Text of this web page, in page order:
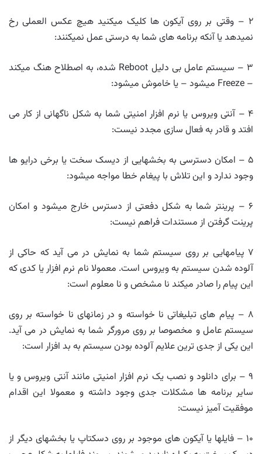
۲ – وقتی بر روی آیکون ها کلیک میکنید هیچ عکس العملی رخ
نمیدهد یا آنکه برنامه های شما به درستی عمل نمیکنند:
۳ – سیستم عامل بی دلیل Reboot شده، به اصطلاح هنگ میکند
– Freeze میشود – یا خاموش میشود:
۴ – آنتی ویروس یا نرم افزار امنیتی شما به شکل ناگهانی از کار می
افتد و قادر به فعال سازی مجدد نیست:
۵ – امکان دسترسی به بخشهایی از دیسک سخت یا برخی درایو ها
وجود ندارد و این تلاش با پیغام خطا مواجه میشود:
۶ – پرینتر شما به شکل دفعتی از دسترس خارج میشود و امکان
پرینت گرفتن از مستندات فراهم نیست:
۷ پیامهایی بر روی سیستم شما به نمایش در می آید که حاکی از
آلوده شدن سیستم به ویروس است. معمولا نام نرم افزار یا کدی که
این پیام را صادر میکند نا مشخص و نا معلوم است:
۸ – پیام های تبلیغاتی نا خواسته و در زمانهای نا خواسته بر روی
سیستم عامل و مخصوصا بر روی مرورگر شما به نمایش در می آید.
این یکی از جدی ترین علایم آلوده بودن سیستم به بد افزار است:
۹ – برای دانلود و نصب یک نرم افزار امنیتی مانند آنتی ویروس و یا
سایر برنامه ها مشکلات جدی وجود داشته و معمولا این اقدام
موفقیت آمیز نیست:
۱۰ – فایلها یا آیکون های موجود بر روی دسکتاپ یا بخشهای دیگر از